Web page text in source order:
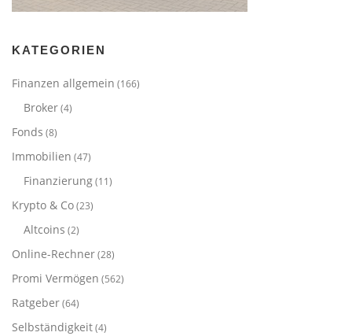
KATEGORIEN
Finanzen allgemein (166)
Broker(4)
Fonds (8)
Immobilien (47)
Finanzierung(11)
Krypto & Co(23)
Altcoins (2)
Online-Rechner(28)
Promi Vermögen (562)
Ratgeber(64)
Selbständigkeit(4)